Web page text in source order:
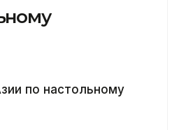
по настольному